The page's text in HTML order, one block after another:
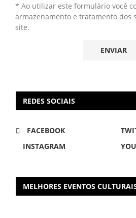
* Ao utilizar este formulário você
armazenamento e tratamento dos
site.
REDES SOCIAIS
FACEBOOK
INSTAGRAM
MELHORES EVENTOS